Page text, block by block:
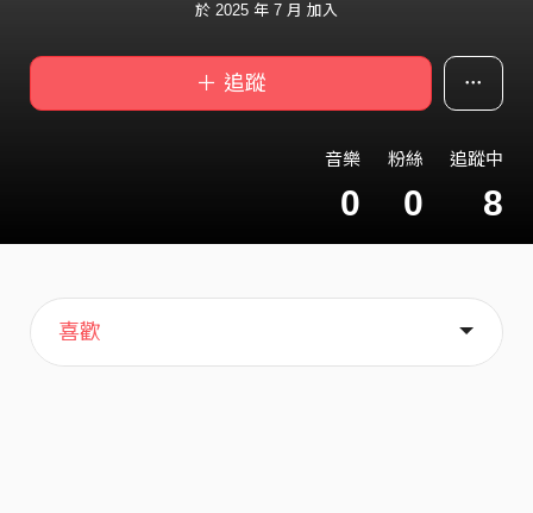
於 2025 年 7 月 加入
＋ 追蹤
音樂
0
粉絲
0
追蹤中
8
主頁
喜歡
關於